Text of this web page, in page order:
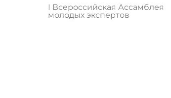
I Всероссийская Ассамблея
молодых экспертов